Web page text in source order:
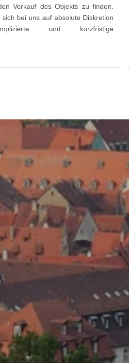
Verkauf des Objekts zu finden.
bei uns auf absolute Diskretion
und kurzfristige